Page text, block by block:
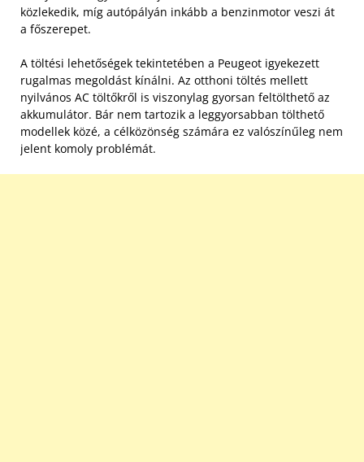
közlekedik, míg autópályán inkább a benzinmotor veszi át
a főszerepet.
A töltési lehetőségek tekintetében a Peugeot igyekezett
rugalmas megoldást kínálni. Az otthoni töltés mellett
nyilvános AC töltőkről is viszonylag gyorsan feltölthető az
akkumulátor. Bár nem tartozik a leggyorsabban tölthető
modellek közé, a célközönség számára ez valószínűleg nem
jelent komoly problémát.